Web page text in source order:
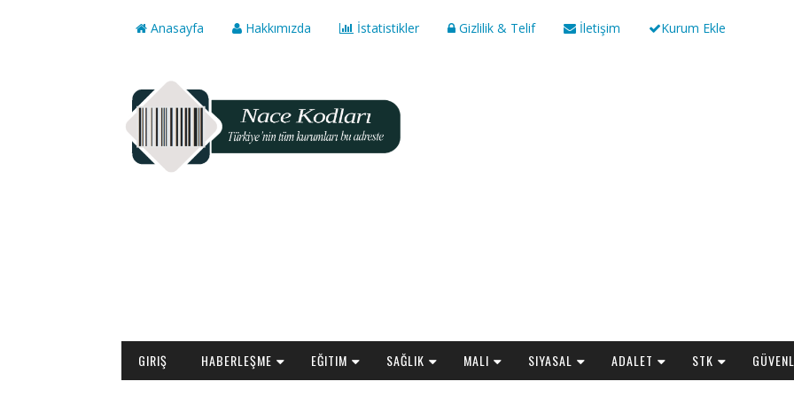
Anasayfa Hakkımızda İstatistikler Gizlilik & Telif İletişim Kurum Ekle
GIRIŞ HABERLEŞME EĞITIM SAĞLIK MALI SIYASAL ADALET STK